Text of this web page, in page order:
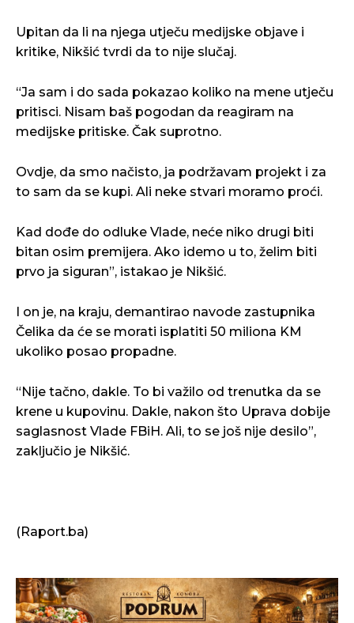
Upitan da li na njega utječu medijske objave i
kritike, Nikšić tvrdi da to nije slučaj.
“Ja sam i do sada pokazao koliko na mene utječu
pritisci. Nisam baš pogodan da reagiram na
medijske pritiske. Čak suprotno.
Ovdje, da smo načisto, ja podržavam projekt i za
to sam da se kupi. Ali neke stvari moramo proći.
Kad dođe do odluke Vlade, neće niko drugi biti
bitan osim premijera. Ako idemo u to, želim biti
prvo ja siguran”, istakao je Nikšić.
I on je, na kraju, demantirao navode zastupnika
Čelika da će se morati isplatiti 50 miliona KM
ukoliko posao propadne.
“Nije tačno, dakle. To bi važilo od trenutka da se
krene u kupovinu. Dakle, nakon što Uprava dobije
saglasnost Vlade FBiH. Ali, to se još nije desilo”,
zaključio je Nikšić.
(Raport.ba)